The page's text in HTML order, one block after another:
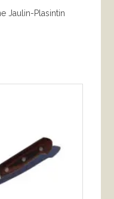
Jaulin-Plasintin